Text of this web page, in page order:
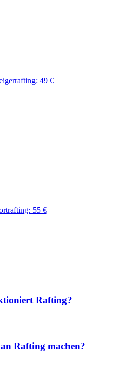
49 €
55 €
Rafting?
Rafting machen?